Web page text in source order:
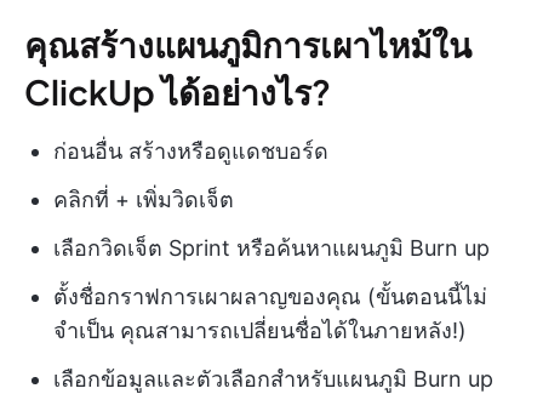
คุณสร้างแผนภูมิการเผาไหม้ใน
ClickUp ได้อย่างไร?
ก่อนอื่น สร้างหรือดูแดชบอร์ด
คลิกที่ + เพิ่มวิดเจ็ต
เลือกวิดเจ็ต Sprint หรือค้นหาแผนภูมิ Burn up
ตั้งชื่อกราฟการเผาผลาญของคุณ (ขั้นตอนนี้ไม่
จำเป็น คุณสามารถเปลี่ยนชื่อได้ในภายหลัง!)
เลือกข้อมูลและตัวเลือกสำหรับแผนภูมิ Burn up